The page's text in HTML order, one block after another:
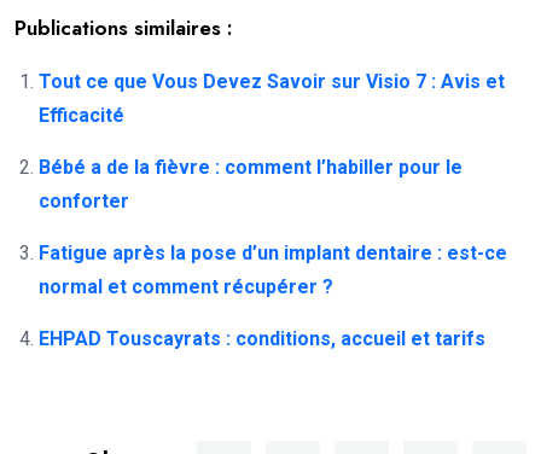
Publications similaires :
Tout ce que Vous Devez Savoir sur Visio 7 : Avis et
Efficacité
Bébé a de la fièvre : comment l’habiller pour le
conforter
Fatigue après la pose d’un implant dentaire : est-ce
normal et comment récupérer ?
EHPAD Touscayrats : conditions, accueil et tarifs